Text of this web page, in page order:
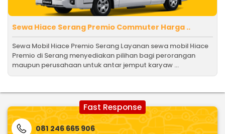
Sewa Hiace Serang Premio Commuter Harga ..
Sewa Mobil Hiace Premio Serang Layanan sewa mobil Hiace
Premio di Serang menyediakan pilihan bagi perorangan
maupun perusahaan untuk antar jemput karyaw ...
Fast Response
081 246 665 906